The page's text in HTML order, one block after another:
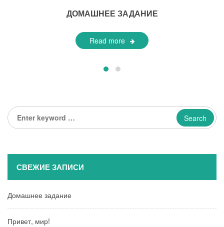
ДОМАШНЕЕ ЗАДАНИЕ
Read more
Enter
keyword
СВЕЖИЕ ЗАПИСИ
Домашнее задание
Привет, мир!